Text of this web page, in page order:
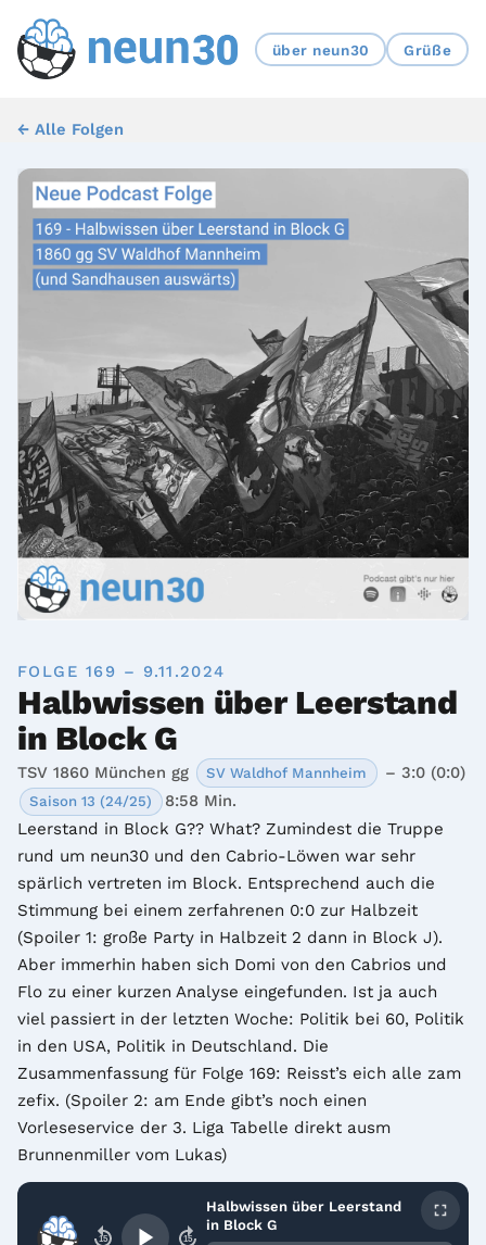
über neun30 Grüße
← Alle Folgen
FOLGE 169 – 9.11.2024
Halbwissen über Leerstand
in Block G
TSV 1860 München gg SV Waldhof Mannheim – 3:0 (0:0)
Saison 13 (24/25)
8:58 Min.
Leerstand in Block G?? What? Zumindest die Truppe
rund um neun30 und den Cabrio-Löwen war sehr
spärlich vertreten im Block. Entsprechend auch die
Stimmung bei einem zerfahrenen 0:0 zur Halbzeit
(Spoiler 1: große Party in Halbzeit 2 dann in Block J).
Aber immerhin haben sich Domi von den Cabrios und
Flo zu einer kurzen Analyse eingefunden. Ist ja auch
viel passiert in der letzten Woche: Politik bei 60, Politik
in den USA, Politik in Deutschland. Die
Zusammenfassung für Folge 169: Reisst’s eich alle zam
zefix. (Spoiler 2: am Ende gibt’s noch einen
Vorleseservice der 3. Liga Tabelle direkt ausm
Brunnenmiller vom Lukas)
15 15
Halbwissen über Leerstand
in Block G